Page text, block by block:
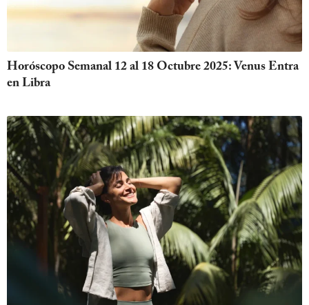
Horóscopo Semanal 12 al 18 Octubre 2025: Venus Entra
en Libra